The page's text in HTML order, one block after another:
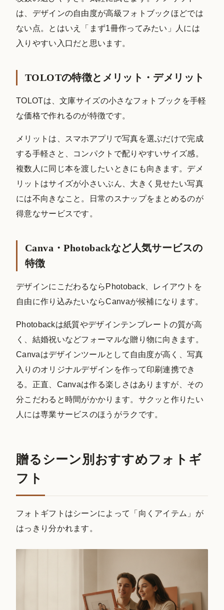
は、デザインの自由度が高級フォトブックほどでは
ない点。とはいえ「まず1冊作ってみたい」人には
入りやすい入口だと思います。
TOLOTの特徴とメリット・デメリット
TOLOTは、文庫サイズの小さなフォトブックを手軽
な価格で作れるのが特徴です。
メリットは、スマホアプリで写真を選ぶだけで完成
する手軽さと、コンパクトで配りやすいサイズ感。
複数人に同じ本を渡したいときにも向きます。デメ
リットはサイズが小さいぶん、大きく見せたい写真
には不向きなこと。日常のスナップをまとめるのが
得意なサービスです。
Canva・Photobackなど人気サービスの
特徴
デザインにこだわるならPhotoback、レイアウトを
自由に作り込みたいならCanvaが候補になります。
Photobackは紙質やデザインテンプレートの質が高
く、結婚祝いなどフォーマルな贈り物に向きます。
Canvaはデザインツールとして自由度が高く、写真
入りのオリジナルデザインを作って印刷連携でき
る。正直、Canvaは作る楽しさはありますが、その
分こだわると時間がかかります。サクッと作りたい
人には専業サービスのほうがラクです。
贈るシーン別おすすめフォトギ
フト
フォトギフトはシーンによって「向くアイテム」が
はっきり分かれます。